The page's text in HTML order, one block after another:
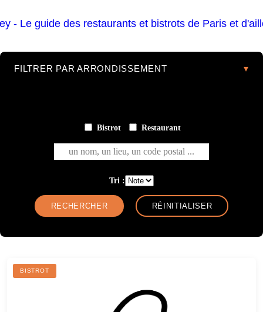
FILTRER PAR ARRONDISSEMENT
Bistrot Restaurant
un nom, un lieu, un code postal ...
Tri :
BISTROT